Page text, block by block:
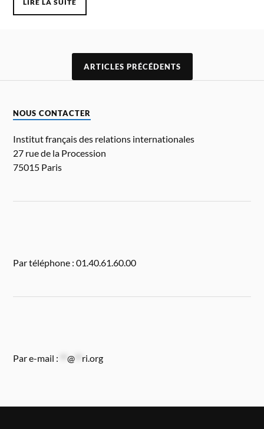
LIRE LA SUITE
ARTICLES PRÉCÉDENTS
NOUS CONTACTER
Institut français des relations internationales
27 rue de la Procession
75015 Paris
Par téléphone : 01.40.61.60.00
Par e-mail : **@ ri.org